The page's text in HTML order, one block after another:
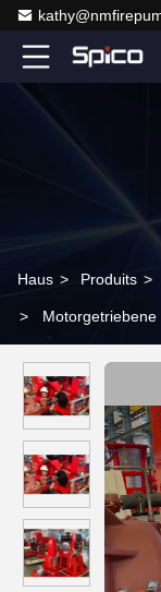
Haus > Produits >
> Motorgetriebene